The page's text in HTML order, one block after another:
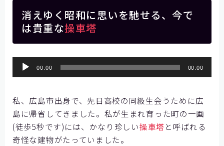
大阪ガスビジネスクリエイト様
【大阪ガスビジネスクリエイト様】
【株式会社リゲッタ様】
コミュニケーションの課題をデータで見る
記事を探す
消えゆく昭和に思いを馳せる、今で
は貴重な操車塔
声
レ
ー
ヤ
ー
00:00 00:00
私、広島市出身で、先日高校の同級生会うために広
島に帰省してきました。私が生まれ育った町の一画
(徒歩5秒です)には、かなり珍しい操車塔と呼ばれる
奇怪な建物がたっていました。